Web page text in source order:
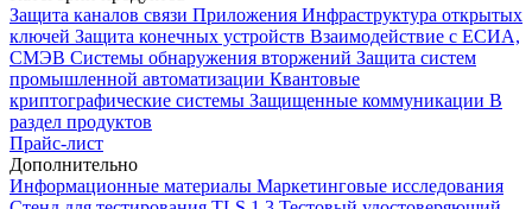
Защита каналов связи Приложения Инфраструктура открытых
ключей Защита конечных устройств Взаимодействие с ЕСИА,
СМЭВ Системы обнаружения вторжений Защита систем
промышленной автоматизации Квантовые
криптографические системы Защищенные коммуникации В
раздел продуктов
Прайс-лист
Дополнительно
Информационные материалы Маркетинговые исследования